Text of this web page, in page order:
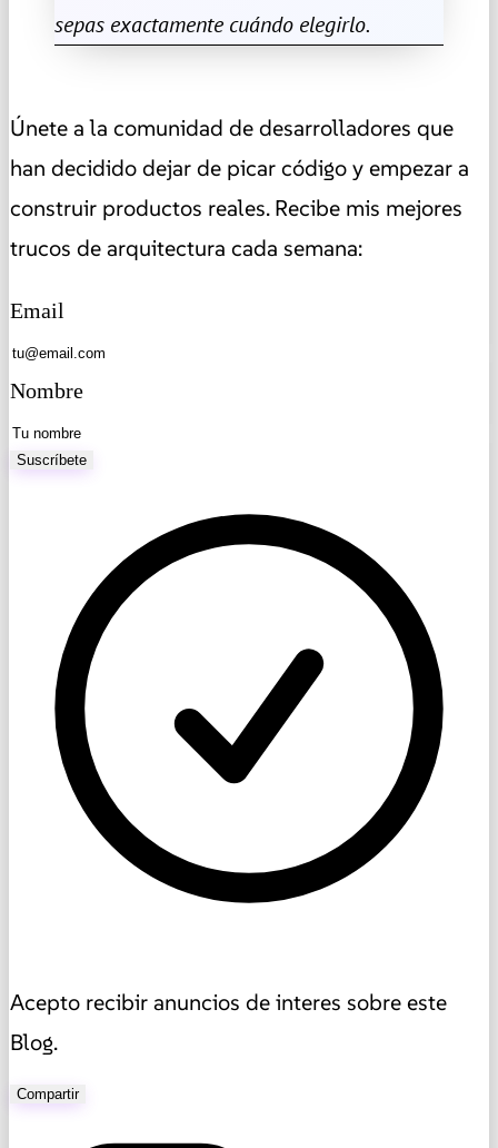
sepas exactamente cuándo elegirlo.
Únete a la comunidad de desarrolladores que
han decidido dejar de picar código y empezar a
construir productos reales. Recibe mis mejores
trucos de arquitectura cada semana:
Email
Nombre
Suscríbete
Acepto recibir anuncios de interes sobre este
Blog.
Compartir